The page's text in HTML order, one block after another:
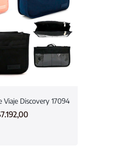
Viaje Discovery 17094
7.192,00